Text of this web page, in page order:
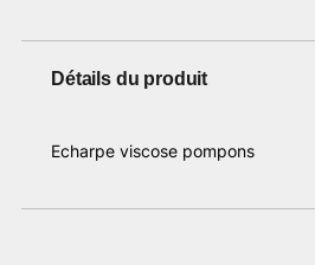
Détails du produit
Echarpe viscose pompons